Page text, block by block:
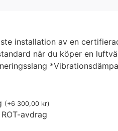
installation av en
när du köper en
(+6 300,00 kr)
avdrag